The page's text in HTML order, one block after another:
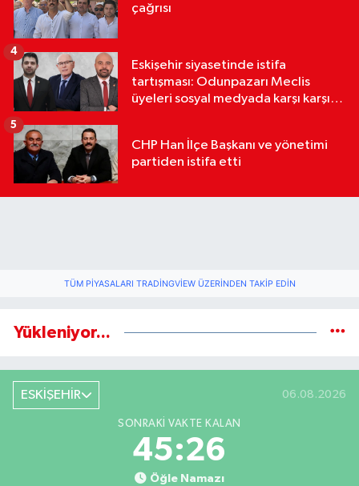
çağrısı
Eskişehir siyasetinde istifa
tartışması: Odunpazarı Meclis
üyeleri sosyal medyada karşı karşıya
4
CHP Han İlçe Başkanı ve yönetimi
partiden istifa etti
5
TÜM PIYASALARI TRADINGVIEW ÜZERINDEN TAKIP EDIN
Yükleniyor...
ESKİŞEHİR 06.08.2026
SONRAKI VAKTE KALAN
45:26
Öğle Namazı